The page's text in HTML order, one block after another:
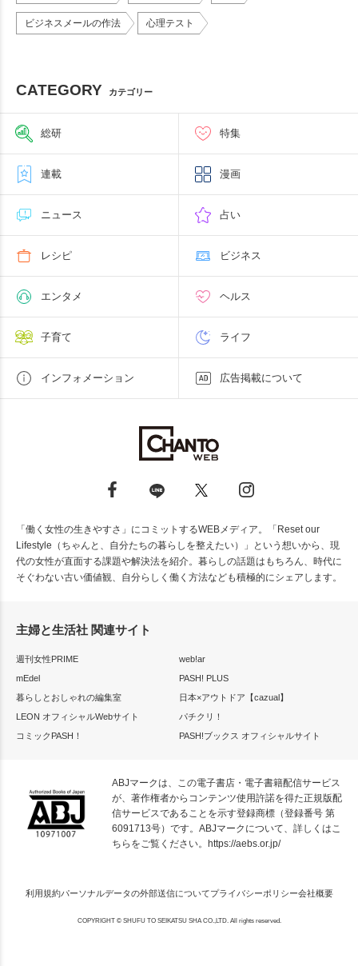
ビジネスメールの作法 心理テスト
CATEGORY カテゴリー
総研 特集
連載 漫画
ニュース 占い
レシピ ビジネス
エンタメ ヘルス
子育て ライフ
インフォメーション 広告掲載について
「働く女性の生きやすさ」にコミットするWEBメディア。「Reset our
Lifestyle（ちゃんと、自分たちの暮らしを整えたい）」という想いから、現
代の女性が直面する課題や解決法を紹介。暮らしの話題はもちろん、時代に
そぐわない古い価値観、自分らしく働く方法なども積極的にシェアします。
主婦と生活社 関連サイト
週刊女性PRIME
web!ar
mEdel
PASH! PLUS
暮らしとおしゃれの編集室
日本×アウトドア【cazual】
LEON オフィシャルWebサイト
パチクリ！
コミックPASH！
PASH!ブックス オフィシャルサイト
ABJマークは、この電子書店・電子書籍配信サービス
が、著作権者からコンテンツ使用許諾を得た正規版配
信サービスであることを示す登録商標（登録番号 第
6091713号）です。ABJマークについて、詳しくはこ
ちらをご覧ください。
https://aebs.or.jp/
利用規約パーソナルデータの外部送信についてプライバシーポリシー会社概要
COPYRIGHT © SHUFU TO SEIKATSU SHA CO.,LTD. All rights reserved.